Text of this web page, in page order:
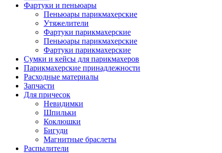
Фартуки и пеньюары
Пеньюары парикмахерские
Утяжелители
Фартуки парикмахерские
Пеньюары парикмахерские
Фартуки парикмахерские
Сумки и кейсы для парикмахеров
Парикмахерские принадлежности
Расходные материалы
Запчасти
Для причесок
Невидимки
Шпильки
Коклюшки
Бигуди
Магнитные браслеты
Распылители